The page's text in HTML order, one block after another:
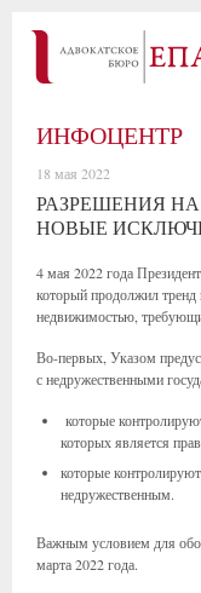
ИНФОЦЕНТР
18 мая 2022
РАЗРЕШЕНИЯ
НОВЫЕ
4 мая 2022 года
который продолжил тренд
недвижимостью,
Во-первых, Указом
с недружественными
которые
которых является
которые
недружественным.
Важным условием для
марта 2022 года.